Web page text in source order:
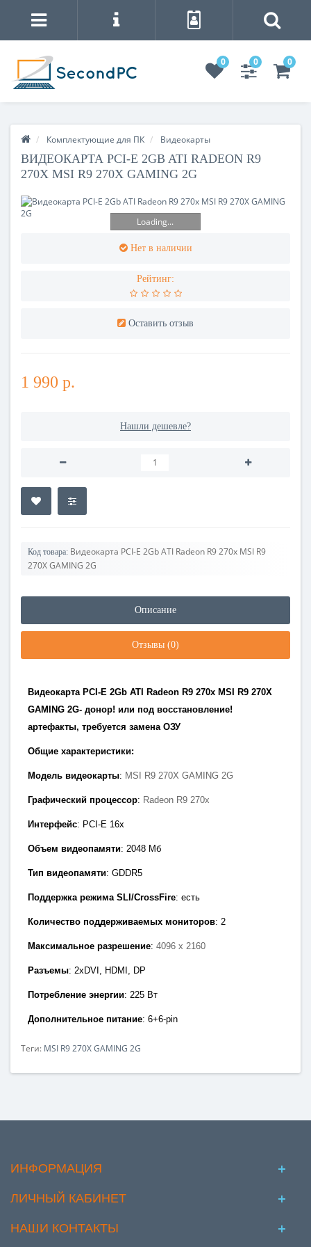
0 0 0
Комплектующие для ПК Видеокарты
ВИДЕОКАРТА PCI-E 2GB ATI RADEON R9
270X MSI R9 270X GAMING 2G
Loading...
Нет в наличии
Рейтинг:
Оставить отзыв
1 990 р.
Нашли дешевле?
Код товара: Видеокарта PCI-E 2Gb ATI Radeon R9 270x MSI R9
270X GAMING 2G
Описание
Отзывы (0)
Видеокарта PCI-E 2Gb ATI Radeon R9 270x MSI R9 270X
GAMING 2G- донор! или под восстановление!
артефакты, требуется замена ОЗУ
Общие характеристики:
Модель видеокарты: MSI R9 270X GAMING 2G
Графический процессор: Radeon R9 270x
Интерфейс: PCI-E 1 6x
Объем видеопамяти: 2048 Мб
Тип видеопамяти: GDDR5
Поддержка режима SLI/CrossFire: есть
Количество поддерживаемых мониторов: 2
Максимальное разрешение: 4096 x 2160
Разъемы: 2x DVI, HDMI DP
Потребление энергии: 225 Вт
Дополнительное питание: 6+6-pin
Теги: MSI R9 270X GAMING 2G
ИНФОРМАЦИЯ
ЛИЧНЫЙ КАБИНЕТ
НАШИ КОНТАКТЫ